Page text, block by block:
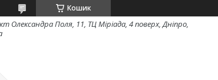
Кошик
Олександра Поля, 11, ТЦ Міріада, 4 поверх, Дніпро,